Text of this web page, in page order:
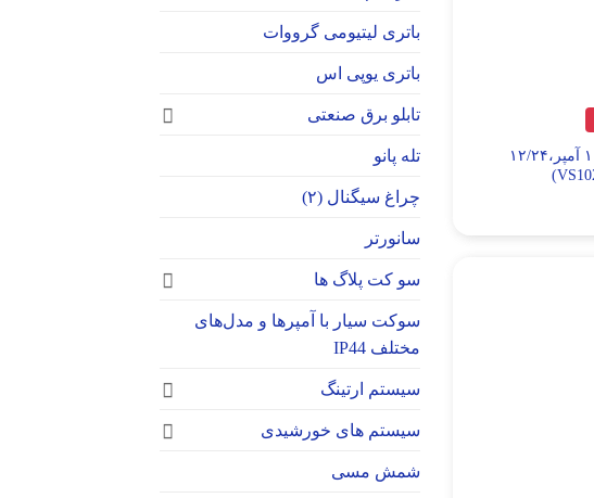
کنترل شارژر ۱۰ آمپر،۱۲/۲۴
باتری لیتیومی گرووات
باتری یوپی اس
تابلو برق صنعتی
تله پانو
چراغ سیگنال (۲)
سانورتر
سو کت پلاگ ها
سوکت‌ سیار با آمپرها و مدل‌های
مختلف IP44
سیستم ارتینگ
سیستم های خورشیدی
شمش مسی